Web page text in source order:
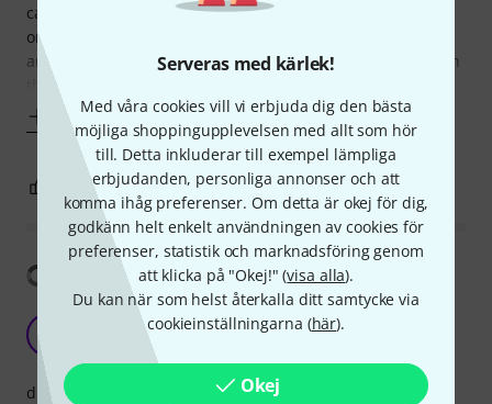
Serveras med kärlek!
Med våra cookies vill vi erbjuda dig den bästa
möjliga shoppingupplevelsen med allt som hör
till. Detta inkluderar till exempel lämpliga
erbjudanden, personliga annonser och att
komma ihåg preferenser. Om detta är okej för dig,
godkänn helt enkelt användningen av cookies för
preferenser, statistik och marknadsföring genom
att klicka på "Okej!" (visa alla).
Du kan när som helst återkalla ditt samtycke via
cookieinställningarna (här).
Okej
can jump to tonex from your phone, search for any preset
or tone model and send it to your device wirelessly to play
around with. Also you can create your own presets while on
the tonex
Visa mer
0 ANMÄL RECENSION
Visa översättning
Best thing to gift
drift